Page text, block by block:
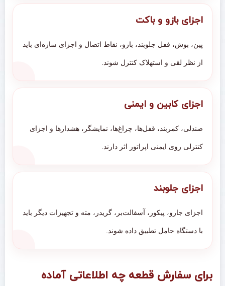
اجزای بازو و باکت
پین، بوش، قفل جلوبند، بازو، نقاط اتصال و اجزای سازه‌ای باید
از نظر لقی و استهلاک کنترل شوند.
اجزای کابین و ایمنی
صندلی، کمربند، قفل‌ها، چراغ‌ها، نمایشگر، هشدارها و اجزای
کنترلی روی ایمنی اپراتور اثر دارند.
اجزای جلوبند
اجزای جارو، پیکور، آسفالت‌بر، گریدر، مته و تجهیزات دیگر باید
با دستگاه حامل تطبیق داده شوند.
برای سفارش قطعه چه اطلاعاتی آماده